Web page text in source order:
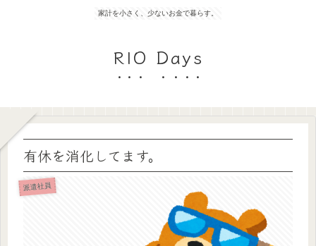
家計を小さく、少ないお金で暮らす。
RIO Days
有休を消化してます。
派遣社員